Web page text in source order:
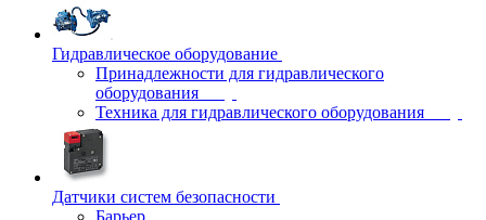
Гидравлическое оборудование
Принадлежности для гидравлического
оборудования
Техника для гидравлического оборудования
Датчики систем безопасности
Барьер